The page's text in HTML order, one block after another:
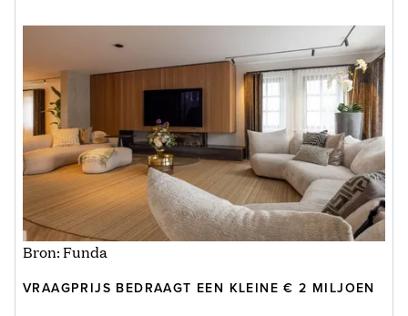
Bron: Funda
VRAAGPRIJS BEDRAAGT EEN KLEINE € 2 MILJOEN